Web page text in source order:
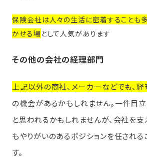
保険会社は人々の生活に密着することも
かせる場 として人気があります
その他の会社の経理部門
上記以外の商社、メーカーなどでも、
の機会があるかもしれません。一件目
と思われるかもしれませんが、会社を支
もやりがいのあるポジションを任される
す。